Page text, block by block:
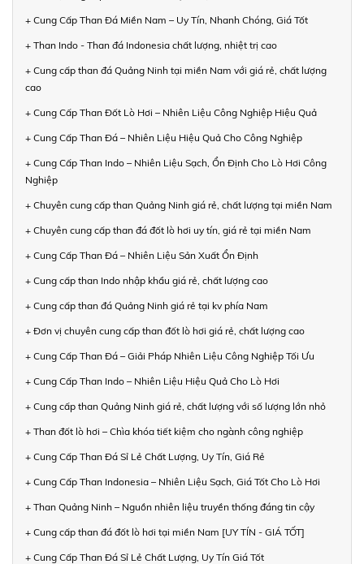
+ Cung Cấp Than Đá Miền Nam – Uy Tín, Nhanh Chóng, Giá Tốt
+ Than Indo - Than đá Indonesia chất lượng, nhiệt trị cao
+ Cung cấp than đá Quảng Ninh tại miền Nam với giá rẻ, chất lượng
cao
+ Cung Cấp Than Đốt Lò Hơi – Nhiên Liệu Công Nghiệp Hiệu Quả
+ Cung Cấp Than Đá – Nhiên Liệu Hiệu Quả Cho Công Nghiệp
+ Cung Cấp Than Indo – Nhiên Liệu Sạch, Ổn Định Cho Lò Hơi Công
Nghiệp
+ Chuyên cung cấp than Quảng Ninh giá rẻ, chất lượng tại miền Nam
+ Chuyên cung cấp than đá đốt lò hơi uy tín, giá rẻ tại miền Nam
+ Cung Cấp Than Đá – Nhiên Liệu Sản Xuất Ổn Định
+ Cung cấp than Indo nhập khẩu giá rẻ, chất lượng cao
+ Cung cấp than đá Quảng Ninh giá rẻ tại kv phía Nam
+ Đơn vị chuyên cung cấp than đốt lò hơi giá rẻ, chất lượng cao
+ Cung Cấp Than Đá – Giải Pháp Nhiên Liệu Công Nghiệp Tối Ưu
+ Cung Cấp Than Indo – Nhiên Liệu Hiệu Quả Cho Lò Hơi
+ Cung cấp than Quảng Ninh giá rẻ, chất lượng với số lượng lớn nhỏ
+ Than đốt lò hơi – Chìa khóa tiết kiệm cho ngành công nghiệp
+ Cung Cấp Than Đá Sỉ Lẻ Chất Lượng, Uy Tín, Giá Rẻ
+ Cung Cấp Than Indonesia – Nhiên Liệu Sạch, Giá Tốt Cho Lò Hơi
+ Than Quảng Ninh – Nguồn nhiên liệu truyền thống đáng tin cậy
+ Cung cấp than đá đốt lò hơi tại miền Nam [UY TÍN - GIÁ TỐT]
+ Cung Cấp Than Đá Sỉ Lẻ Chất Lượng, Uy Tín Giá Tốt